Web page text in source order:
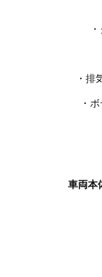
・排
・
車両本